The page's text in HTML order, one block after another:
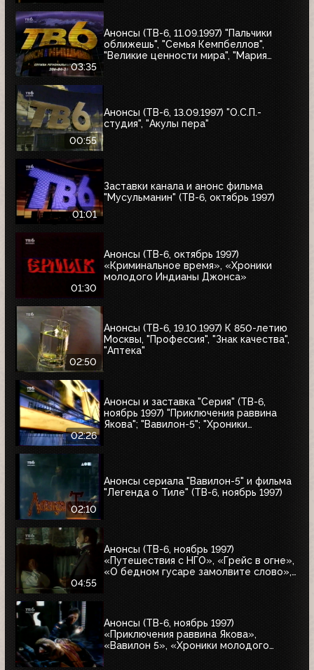
03:35
Анонсы (ТВ-6, 11.09.1997) "Пальчики
оближешь", "Семья Кемпбеллов",
"Великие ценности мира", "Мария
00:55
Анонсы (ТВ-6, 13.09.1997) "О.С.П.-
студия", "Акулы пера"
01:01
Заставки канала и анонс фильма
"Мусульманин" (ТВ-6, октябрь 1997)
01:30
Анонсы (ТВ-6, октябрь 1997)
«Криминальное время», «Хроники
молодого Индианы Джонса»
02:50
Анонсы (ТВ-6, 19.10.1997) К 850-летию
Москвы, "Профессия", "Знак качества",
"Аптека"
02:26
Анонсы и заставка "Серия" (ТВ-6,
ноябрь 1997) "Приключения раввина
Якова"; "Вавилон-5"; "Хроники
02:10
Анонсы сериала "Вавилон-5" и фильма
"Легенда о Тиле" (ТВ-6, ноябрь 1997)
04:55
Анонсы (ТВ-6, ноябрь 1997)
«Путешествия с НГО», «Грейс в огне»,
«О бедном гусаре замолвите слово»,
Анонсы (ТВ-6, ноябрь 1997)
«Приключения раввина Якова»,
«Вавилон 5», «Хроники молодого